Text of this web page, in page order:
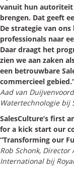
vanuit hun autoriteit
brengen. Dat geeft
De strategie van
professionals naar
Daar draagt het
zien we aan zaken
een betrouwbare
commercieel
Aad van
Watertechnologie bij
SalesCulture’s first
for a kick start our
“Transforming our
Rob Schonk,
International bij